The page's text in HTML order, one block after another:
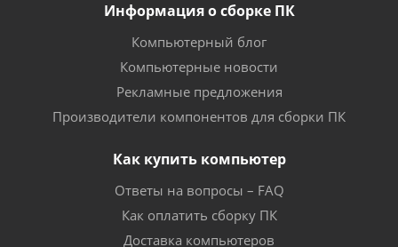
Информация о сборке ПК
Компьютерный блог
Компьютерные новости
Рекламные предложения
Производители компонентов для сборки ПК
Как купить компьютер
Ответы на вопросы – FAQ
Как оплатить сборку ПК
Доставка компьютеров